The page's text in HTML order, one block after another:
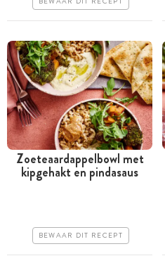
Tussen 30 minuten en 1
Zoeteaardappelbowl met
kipgehakt en pindasaus
BEWAAR DIT RECEPT